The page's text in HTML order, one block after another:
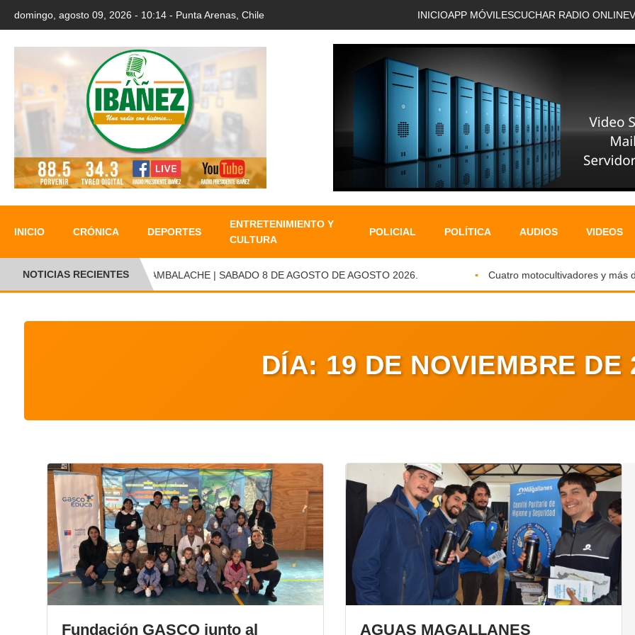
domingo, agosto 09, 2026 - 10:14 - Punta Arenas, Chile INICIOAPP MÓVIL ESCUCHAR RADIO ONLINE
INICIO CRÓNICA DEPORTES
ENTRETENIMIENTO Y
CULTURA
POLICIAL POLÍTICA AUDIOS VIDEOS
NOTICIAS RECIENTESCAMBALACHE | SABADO 8 DE AGOSTO DE AGOSTO 2026. Cuatro motocultivadores y más de
DÍA: 19 DE NOVIEMBRE DE
Fundación GASCO junto al AGUAS MAGALLANES